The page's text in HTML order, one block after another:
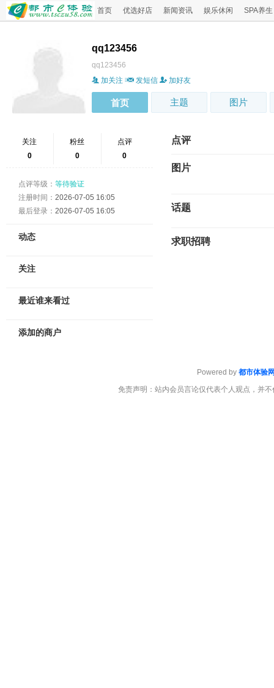
首页 优选好店 新闻资讯 娱乐休闲 SPA养生
qq123456
qq123456
加关注
发短信 加好友
首页 主题 图片
关注
0
粉丝
0
点评
0
点评等级： 等待验证
注册时间： 2026-07-05 16:05
最后登录： 2026-07-05 16:05
动态
关注
最近谁来看过
添加的商户
点评
图片
话题
求职招聘
Powered by 都市体验
免责声明：站内会员言论仅代表个人观点，并